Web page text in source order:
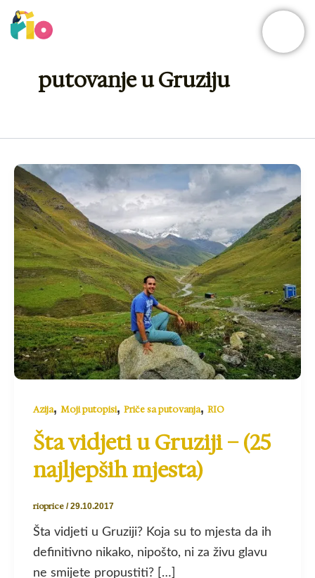
Skip
to
putovanje u Gruziju
Azija, Moji putopisi, Priče sa putovanja, RIO
Šta vidjeti u Gruziji – (25
najljepših mjesta)
rioprice /29.10.2017
Šta vidjeti u Gruziji? Koja su to mjesta da ih
definitivno nikako, nipošto, ni za živu glavu
ne smijete propustiti? […]